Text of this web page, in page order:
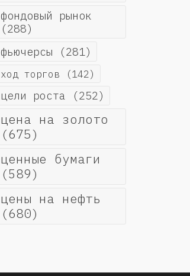
фондовый рынок
(288)
фьючерсы (281)
ход торгов (142)
цели роста (252)
цена на золото
(675)
ценные бумаги
(589)
цены на нефть
(680)